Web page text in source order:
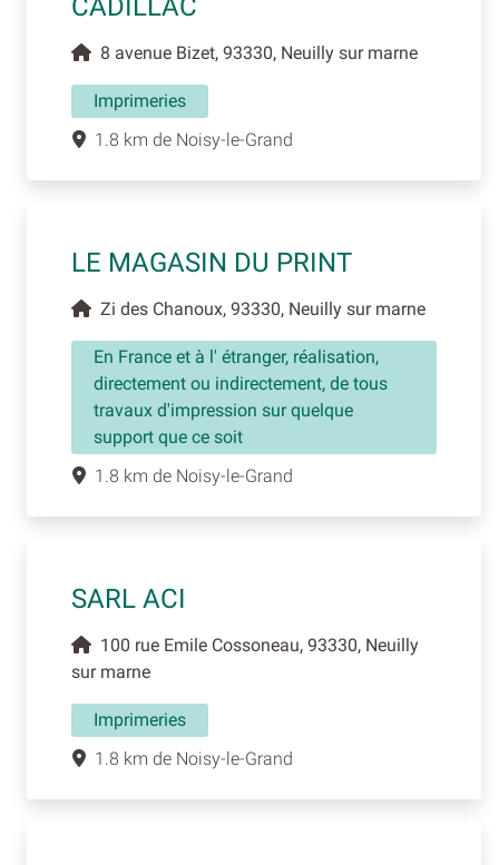
CADILLAC
8 avenue Bizet, 93330, Neuilly sur marne
Imprimeries
1.8 km de Noisy-le-Grand
LE MAGASIN DU PRINT
Zi des Chanoux, 93330, Neuilly sur marne
En France et à l' étranger, réalisation,
directement ou indirectement, de tous
travaux d'impression sur quelque
support que ce soit
1.8 km de Noisy-le-Grand
SARL ACI
100 rue Emile Cossoneau, 93330, Neuilly
sur marne
Imprimeries
1.8 km de Noisy-le-Grand